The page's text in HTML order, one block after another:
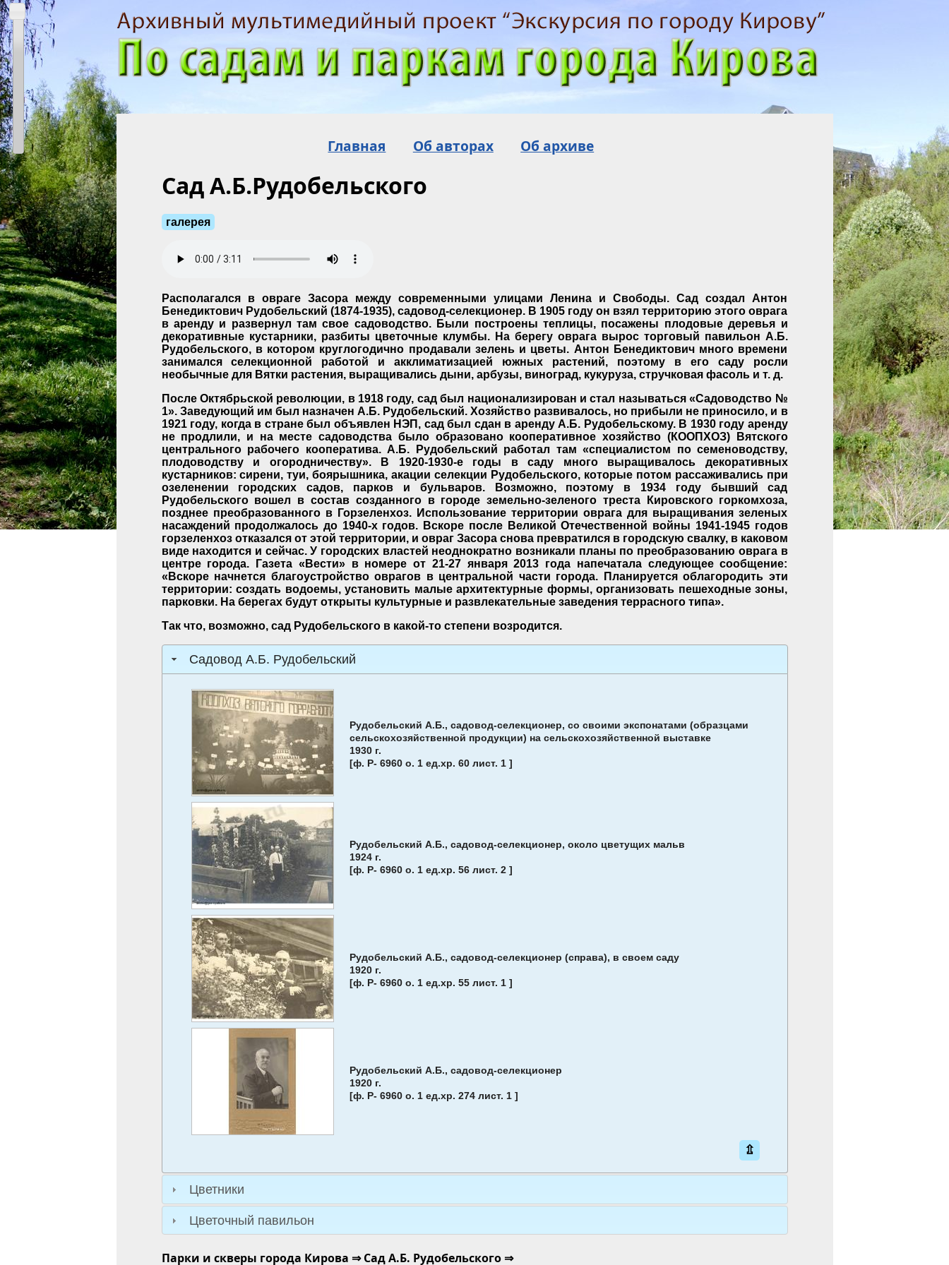
Главная Об авторах Об архиве
Сад А.Б.Рудобельского
галерея
Располагался в овраге Засора между современными улицами Ленина и Свободы. Сад создал Антон
Бенедиктович Рудобельский (1874-1935), садовод-селекционер. В 1905 году он взял территорию этого оврага
в аренду и развернул там свое садоводство. Были построены теплицы, посажены плодовые деревья и
декоративные кустарники, разбиты цветочные клумбы. На берегу оврага вырос торговый павильон А.Б.
Рудобельского, в котором круглогодично продавали зелень и цветы. Антон Бенедиктович много времени
занимался селекционной работой и акклиматизацией южных растений, поэтому в его саду росли
необычные для Вятки растения, выращивались дыни, арбузы, виноград, кукуруза, стручковая фасоль и т. д.
После Октябрьской революции, в 1918 году, сад был национализирован и стал называться «Садоводство №
1». Заведующий им был назначен А.Б. Рудобельский. Хозяйство развивалось, но прибыли не приносило, и в
1921 году, когда в стране был объявлен НЭП, сад был сдан в аренду А.Б. Рудобельскому. В 1930 году аренду
не продлили, и на месте садоводства было образовано кооперативное хозяйство (КООПХОЗ) Вятского
центрального рабочего кооператива. А.Б. Рудобельский работал там «специалистом по семеноводству,
плодоводству и огородничеству». В 1920-1930-е годы в саду много выращивалось декоративных
кустарников: сирени, туи, боярышника, акации селекции Рудобельского, которые потом рассаживались при
озеленении городских садов, парков и бульваров. Возможно, поэтому в 1934 году бывший сад
Рудобельского вошел в состав созданного в городе земельно-зеленого треста Кировского горкомхоза,
позднее преобразованного в Горзеленхоз. Использование территории оврага для выращивания зеленых
насаждений продолжалось до 1940-х годов. Вскоре после Великой Отечественной войны 1941-1945 годов
горзеленхоз отказался от этой территории, и овраг Засора снова превратился в городскую свалку, в каковом
виде находится и сейчас. У городских властей неоднократно возникали планы по преобразованию оврага в
центре города. Газета «Вести» в номере от 21-27 января 2013 года напечатала следующее сообщение:
«Вскоре начнется благоустройство оврагов в центральной части города. Планируется облагородить эти
территории: создать водоемы, установить малые архитектурные формы, организовать пешеходные зоны,
парковки. На берегах будут открыты культурные и развлекательные заведения террасного типа».
Так что, возможно, сад Рудобельского в какой-то степени возродится.
Садовод А.Б. Рудобельский
Рудобельский А.Б., садовод-се­лекционер, со своими экспоната­ми (образцами
сельскохозяй­ственной продукции) на сельско­хозяйственной выставке
1930 г.
[ф. Р- 6960 о. 1 ед.хр. 60 лист. 1 ]
Рудобельский А.Б., садовод-се­лекционер, около цветущих мальв
1924 г.
[ф. Р- 6960 о. 1 ед.хр. 56 лист. 2 ]
Рудобельский А.Б., садовод-се­лекционер (справа), в своем саду
1920 г.
[ф. Р- 6960 о. 1 ед.хр. 55 лист. 1 ]
Рудобельский А.Б., садовод-селекционер
1920 г.
[ф. Р- 6960 о. 1 ед.хр. 274 лист. 1 ]
⇫
Цветники
Цветочный павильон
Парки и скверы города Кирова ⇒ Сад А.Б. Рудобельского ⇒